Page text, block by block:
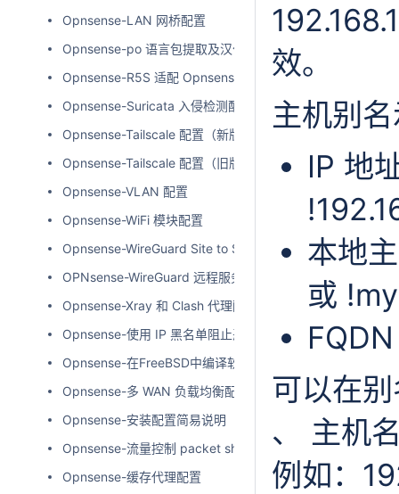
Opnsense-LAN 网桥配置
Opnsense-po 语言包提取及汉化方法
Opnsense-R5S 适配 Opnsense
Opnsense-Suricata 入侵检测配置
Opnsense-Tailscale 配置（新版）
Opnsense-Tailscale 配置（旧版）
Opnsense-VLAN 配置
Opnsense-WiFi 模块配置
Opnsense-WireGuard Site to Site 配置
OPNsense-WireGuard 远程服务器搭建
Opnsense-Xray 和 Clash 代理配置
Opnsense-使用 IP 黑名单阻止恶意流量
Opnsense-在FreeBSD中编译软件包
Opnsense-多 WAN 负载均衡配置
Opnsense-安装配置简易说明
Opnsense-流量控制 packet shaping
Opnsense-缓存代理配置
效。
主机别
IP 地
本地
或
可以在
、 主机
例如：